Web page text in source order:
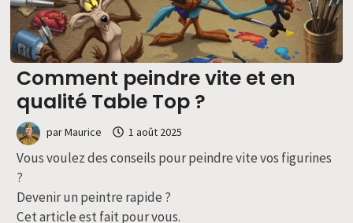
Comment peindre vite et en
qualité Table Top ?
parMaurice 1 août 2025
Vous voulez des conseils pour peindre vite vos figurines
?
Devenir un peintre rapide ?
Cet article est fait pour vous.